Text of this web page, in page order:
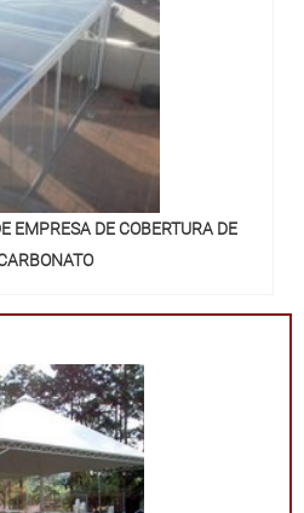
EMPRESA DE COBERTURA DE